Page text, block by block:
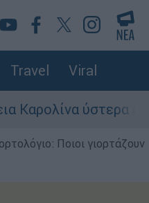
Travel Viral
από
Ποιοι γιορτάζουν